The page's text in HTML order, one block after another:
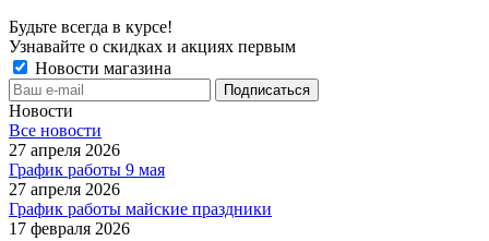
Будьте всегда в курсе!
Узнавайте о скидках и акциях первым
Новости магазина
Новости
Все новости
27 апреля 2026
График работы 9 мая
27 апреля 2026
График работы майские праздники
17 февраля 2026